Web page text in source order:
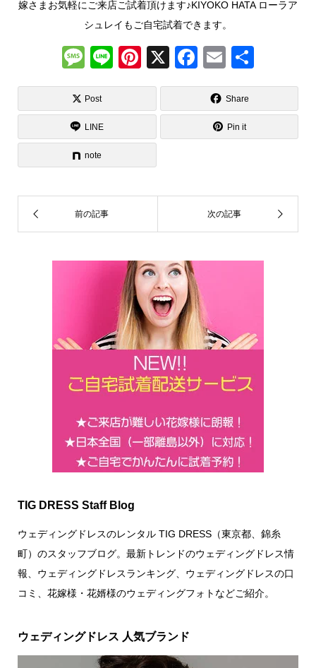
嫁さまお気軽にご来店ご試着頂けます♪KIYOKO HATA ローラア
シュレイもご自宅試着できます。
M
e
ss
a
g
e
Li
n
Pi
nt
st
X
F
a
c
e
b
o
k
E
m
ail
有
Post Share
LINE Pin it
note
TIG DRESS Staff Blog
ウェディングドレスのレンタル TIG DRESS（東京都、錦糸
町）のスタッフブログ。最新トレンドのウェディングドレス情
報、ウェディングドレスランキング、ウェディングドレスの口
コミ、花嫁様・花婿様のウェディングフォトなどご紹介。
ウェディングドレス 人気ブランド